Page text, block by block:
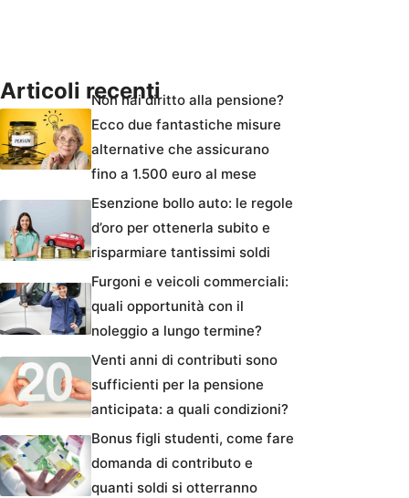
Articoli recentiNon hai diritto alla pensione?
Ecco due fantastiche misure
alternative che assicurano
fino a 1.500 euro al mese
Esenzione bollo auto: le regole
d’oro per ottenerla subito e
risparmiare tantissimi soldi
Furgoni e veicoli commerciali:
quali opportunità con il
noleggio a lungo termine?
Venti anni di contributi sono
sufficienti per la pensione
anticipata: a quali condizioni?
Bonus figli studenti, come fare
domanda di contributo e
quanti soldi si otterranno